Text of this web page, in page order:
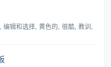
辑和选择, 黄色的, 很酷, 教训,